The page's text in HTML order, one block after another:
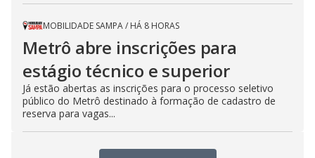
MOBILIDADE SAMPA/ HÁ 8 HORAS
Metrô abre inscrições para
estágio técnico e superior
Já estão abertas as inscrições para o processo seletivo
público do Metrô destinado à formação de cadastro de
reserva para vagas...